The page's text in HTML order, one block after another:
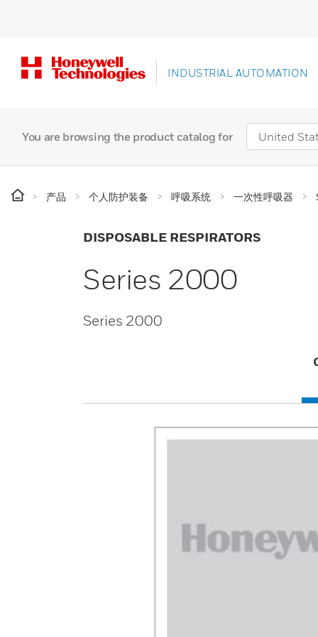
INDUSTRIAL AUTOMATION
You are browsing the product catalog for
产品 个人防护装备 呼吸系统 一次性呼吸器
DISPOSABLE RESPIRATORS
Series 2000
Series 2000